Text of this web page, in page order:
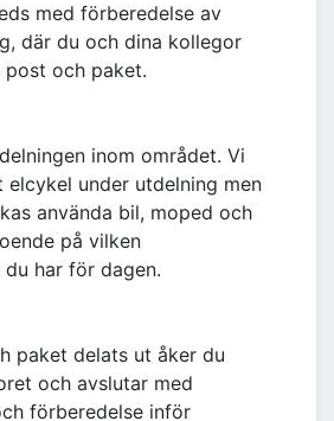
med förberedelse av
där du och dina kollegor
och paket.
inom området. Vi
elcykel under utdelning men
använda bil, moped och
på vilken
har för dagen.
paket delats ut åker du
och avslutar med
förberedelse inför